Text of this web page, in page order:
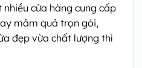
cửa hàng cung cấp
mâm quả trọn gói,
đẹp vừa chất lượng thì